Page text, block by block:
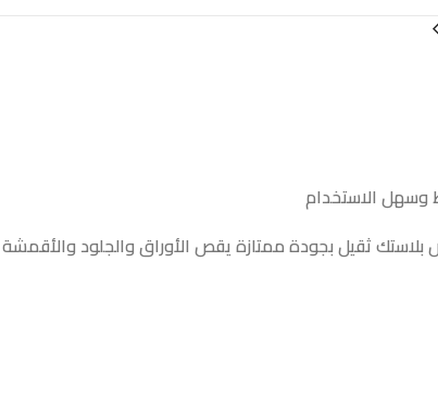
وسهل الاستخدام
ثقيل بجودة ممتازة يقص الأوراق والجلود والأقمشة